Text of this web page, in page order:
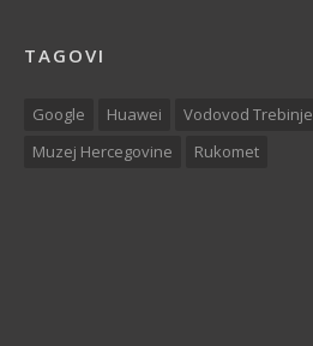
TAGOVI
Google Huawei Vodovod Trebinje
Muzej Hercegovine
Rukomet